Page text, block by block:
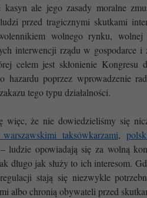
kasyn ale jego zasady moralne
przed tragicznymi skutkami
wolnego rynku,
interwencji rządu w gospodarce i
celem jest skłonienie Kongresu
hazardu poprzez wprowadzenie
tego typu działalności.
więc, że nie dowiedzieliśmy się
taksówkarzami,
ludzie opowiadają się za wolną
długo jak służy to ich interesom.
stają się niezwykle
albo chronią obywateli przed